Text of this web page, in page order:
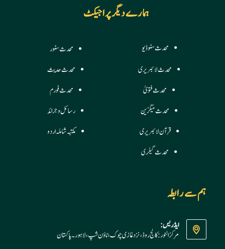
ہمارے دیگر پراجیکٹ
محدث سٹوڈیو
محدث سٹور
محدث لائبریری
محدث حدیث
محدث فتویٰ
محدث فورم
محدث میگزین
رسائل وجرائد
قرآن لائبریری
مکتبہ شاملہ اردو
محدث گیلری
ہم سے رابطہ
ایڈریس:
مرکز النور: کالج روڈ، نزد غازی چوک، ٹاؤن شپ، لاہور ۔ پاکستان